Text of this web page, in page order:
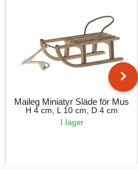
Maileg Miniatyr Släde för Mus
H 4 cm, L 10 cm, D 4 cm
I lager